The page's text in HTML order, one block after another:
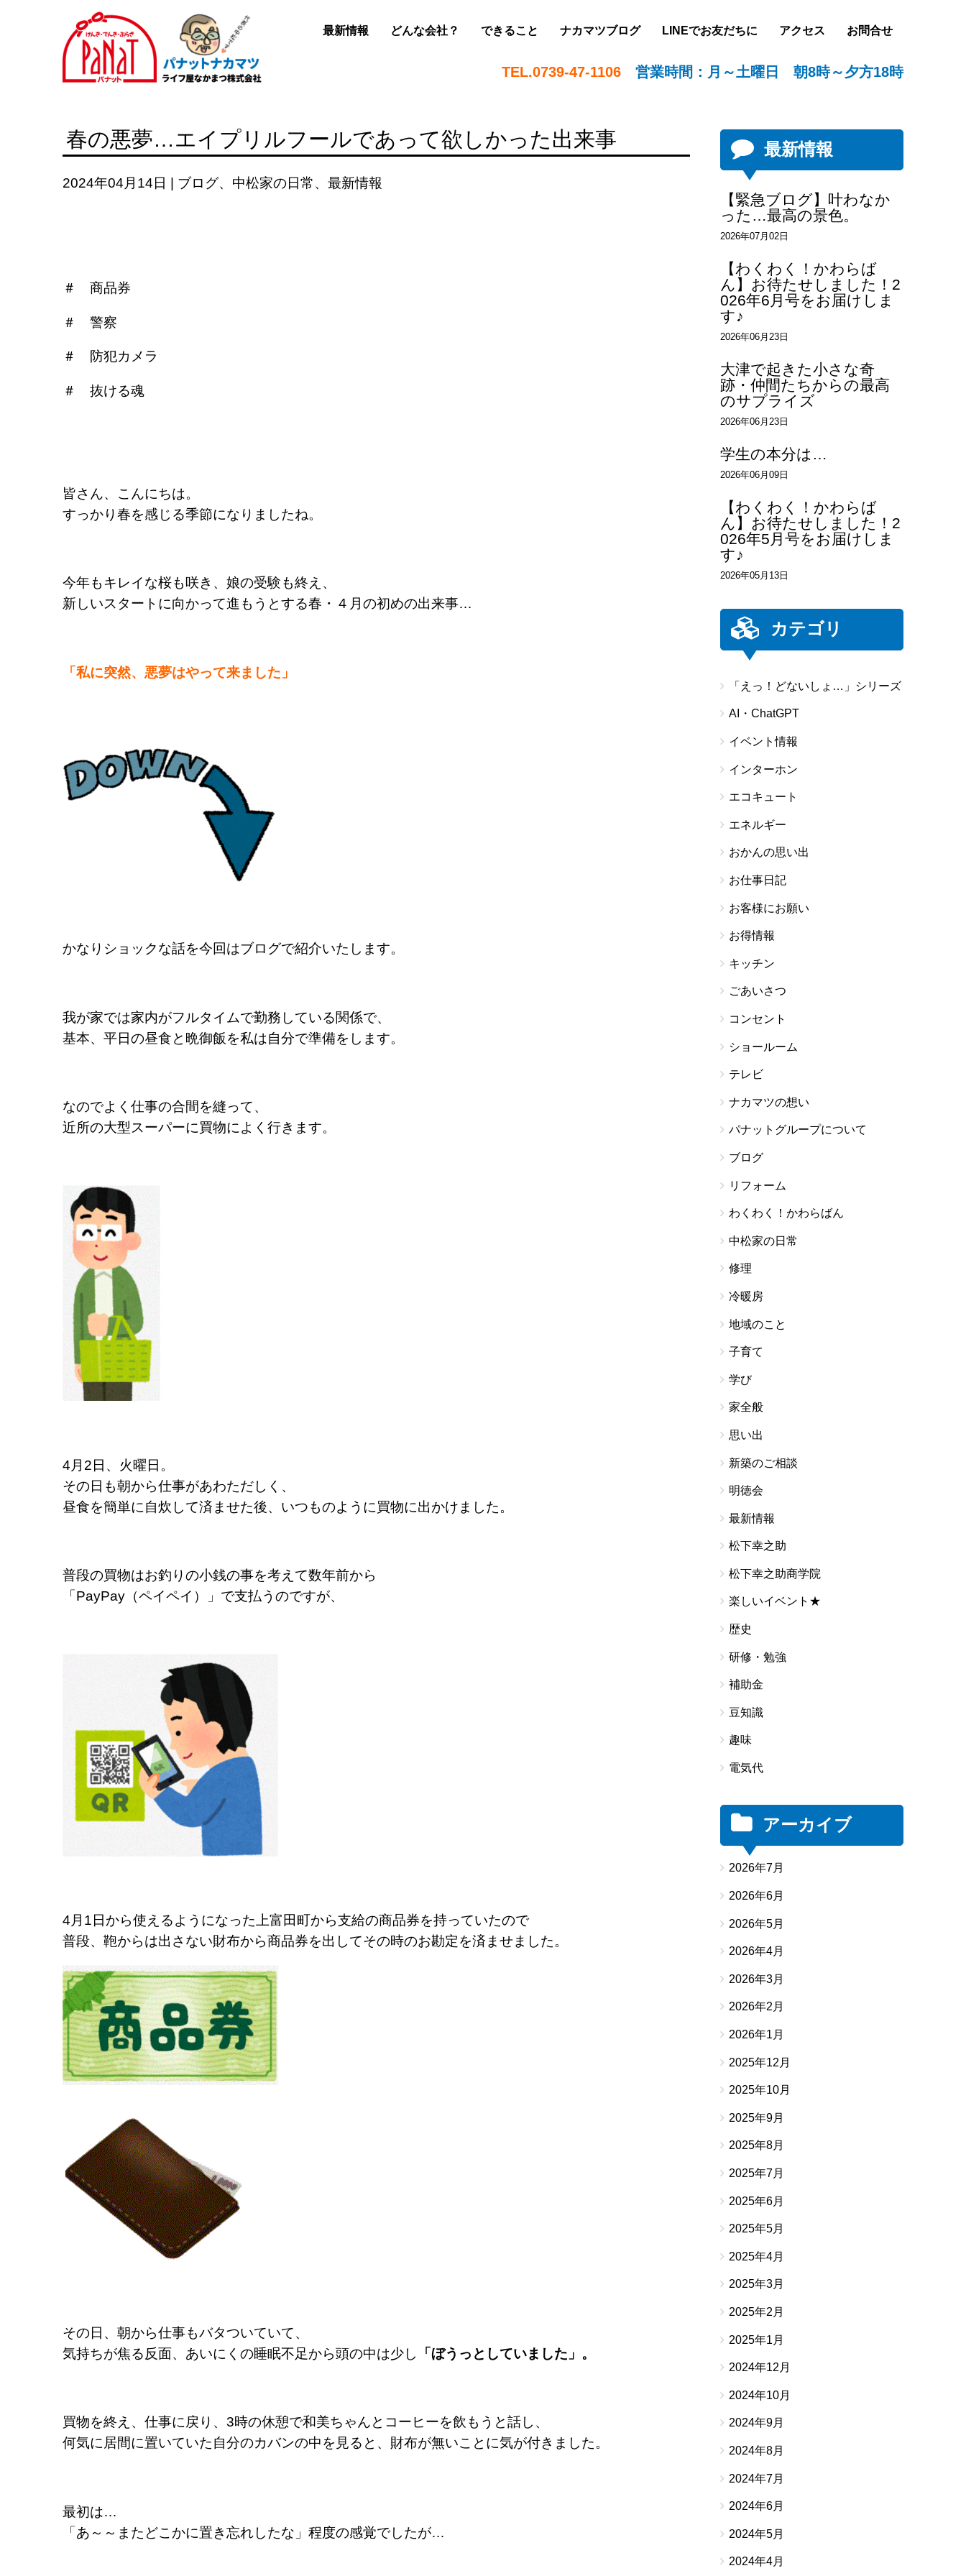
最新情報 どんな会社？ できること ナカマツブログ LINEでお友だちに アクセス お問合せ
TEL.0739-47-1106 営業時間：月～土曜日 朝8時～夕方18時
春の悪夢…エイプリルフールであって欲しかった出来事
2024年04月14日 | ブログ、 中松家の日常、 最新情報
＃ 商品券
＃ 警察
＃ 防犯カメラ
＃ 抜ける魂
皆さん、こんにちは。
すっかり春を感じる季節になりましたね。
今年もキレイな桜も咲き、娘の受験も終え、
新しいスタートに向かって進もうとする春・４月の初めの出来事…
「私に突然、悪夢はやって来ました」
かなりショックな話を今回はブログで紹介いたします。
我が家では家内がフルタイムで勤務している関係で、
基本、 平日の昼食と晩御飯を私は自分で準備をします。
なのでよく仕事の合間を縫って、
近所の大型スーパーに買物によく行きます。
4月2日、火曜日。
その日も朝から仕事があわただしく、
昼食を簡単に自炊して済ませた後、いつものように買物に出かけました。
普段の買物はお釣りの小銭の事を考えて数年前から
「PayPay（ペイペイ）」で支払うのですが、
4月1日から使えるようになった上富田町から支給の商品券を持っていたので
普段、鞄からは出さない財布から商品券を出してその時のお勘定を済ませました。
その日、朝から仕事もバタついていて、
気持ちが焦る反面、あいにくの睡眠不足から頭の中は少し
「ぼうっとしていました」。
買物を終え、仕事に戻り、3時の休憩で和美ちゃんとコーヒーを飲もうと話し、
何気に居間に置いていた自分のカバンの中を見ると、財布が無いことに気が付きました。
最初は…
「あ～～またどこかに置き忘れしたな」程度の感覚でしたが…
最新情報
【緊急ブログ】叶わなか
った…最高の景色。
2026年07月02日
【わくわく！かわらば
ん】お待たせしました！2
026年6月号をお届けしま
す♪
2026年06月23日
大津で起きた小さな奇
跡・仲間たちからの最高
のサプライズ
2026年06月23日
学生の本分は…
2026年06月09日
【わくわく！かわらば
ん】お待たせしました！2
026年5月号をお届けしま
す♪
2026年05月13日
カテゴリ
「えっ！どないしょ…」シリーズ
AI・ChatGPT
イベント情報
インターホン
エコキュート
エネルギー
おかんの思い出
お仕事日記
お客様にお願い
お得情報
キッチン
ごあいさつ
コンセント
ショールーム
テレビ
ナカマツの想い
パナットグループについて
ブログ
リフォーム
わくわく！かわらばん
中松家の日常
修理
冷暖房
地域のこと
子育て
学び
家全般
思い出
新築のご相談
明徳会
最新情報
松下幸之助
松下幸之助商学院
楽しいイベント★
歴史
研修・勉強
補助金
豆知識
趣味
電気代
アーカイブ
2026年7月
2026年6月
2026年5月
2026年4月
2026年3月
2026年2月
2026年1月
2025年12月
2025年10月
2025年9月
2025年8月
2025年7月
2025年6月
2025年5月
2025年4月
2025年3月
2025年2月
2025年1月
2024年12月
2024年10月
2024年9月
2024年8月
2024年7月
2024年6月
2024年5月
2024年4月